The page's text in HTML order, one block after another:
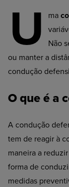
U ma
Não
ou manter a
condução
O que é a
A condução
tem de reagir à
maneira a
forma de
medidas